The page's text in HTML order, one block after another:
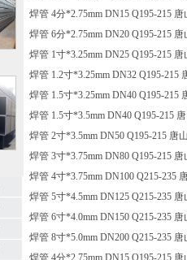
焊管 4分*2.75mm DN15 Q195-215
焊管 6分*2.75mm DN20 Q195-215
焊管 1寸*3.25mm DN25 Q195-215
焊管 1.2寸*3.25mm DN32 Q195-215
焊管 1.5寸*3.25mm DN40 Q195-215
焊管 1.5寸*3.5mm DN40 Q195-215
焊管 2寸*3.5mm DN50 Q195-215 唐
焊管 3寸*3.75mm DN80 Q195-215
焊管 4寸*3.75mm DN100 Q215-235
焊管 5寸*4.5mm DN125 Q215-235
焊管 6寸*4.0mm DN150 Q215-235
焊管 8寸*5.0mm DN200 Q215-235
焊管 4分*2.75mm DN15 Q195-215